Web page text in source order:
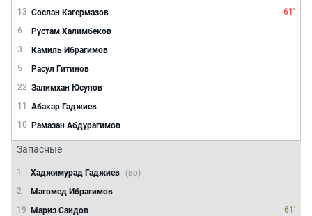
13 Сослан Кагермазов
61'
6
Рустам Халимбеков
3
Камиль Ибрагимов
5
Расул Гитинов
22 Залимхан Юсупов
11
Абакар Гаджиев
10 Рамазан Абдурагимов
Запасные
1 Хаджимурад Гаджиев
(вр)
2
Магомед Ибрагимов
19 Мариз Саидов
61'